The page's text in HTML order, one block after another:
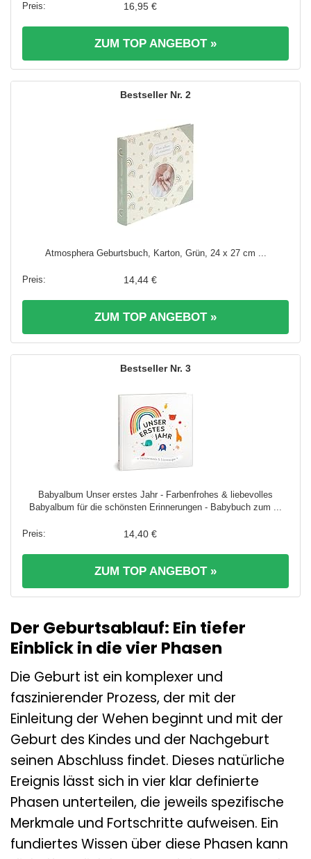
16,95 €
ZUM TOP ANGEBOT »
2
Atmosphera Geburtsbuch, Karton, Grün, 24 x 27 cm ...
14,44 €
ZUM TOP ANGEBOT »
3
Babyalbum Unser erstes Jahr - Farbenfrohes & liebevolles
Babyalbum für die schönsten Erinnerungen - Babybuch zum ...
14,40 €
ZUM TOP ANGEBOT »
Der Geburtsablauf: Ein tiefer
Einblick in die vier Phasen
Die Geburt ist ein komplexer und
faszinierender Prozess, der mit der
Einleitung der Wehen beginnt und mit der
Geburt des Kindes und der Nachgeburt
seinen Abschluss findet. Dieses natürliche
Ereignis lässt sich in vier klar definierte
Phasen unterteilen, die jeweils spezifische
Merkmale und Fortschritte aufweisen. Ein
fundiertes Wissen über diese Phasen kann